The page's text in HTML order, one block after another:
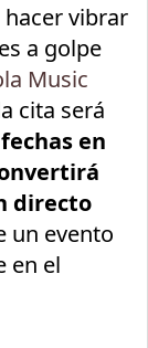
hacer vibrar
a golpe
Music
cita será
en
directo
un evento
en el